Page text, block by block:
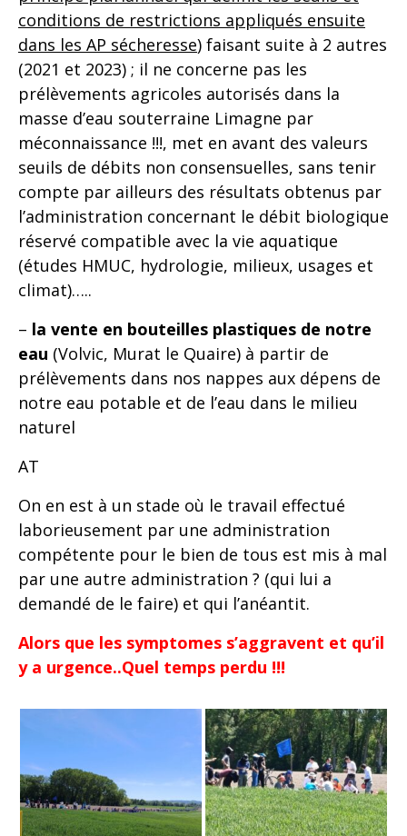
conditions de restrictions appliqués ensuite
dans les AP sécheresse) faisant suite à 2 autres
(2021 et 2023) ; il ne concerne pas les
prélèvements agricoles autorisés dans la
masse d’eau souterraine Limagne par
méconnaissance !!!, met en avant des valeurs
seuils de débits non consensuelles, sans tenir
compte par ailleurs des résultats obtenus par
l’administration concernant le débit biologique
réservé compatible avec la vie aquatique
(études HMUC, hydrologie, milieux, usages et
climat)…..
– la vente en bouteilles plastiques de notre
eau (Volvic, Murat le Quaire) à partir de
prélèvements dans nos nappes aux dépens de
notre eau potable et de l’eau dans le milieu
naturel
AT
On en est à un stade où le travail effectué
laborieusement par une administration
compétente pour le bien de tous est mis à mal
par une autre administration ? (qui lui a
demandé de le faire) et qui l’anéantit.
Alors que les symptomes s’aggravent et qu’il
y a urgence..Quel temps perdu !!!